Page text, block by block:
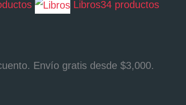
Libros34 productos
Envío gratis desde $3,000.